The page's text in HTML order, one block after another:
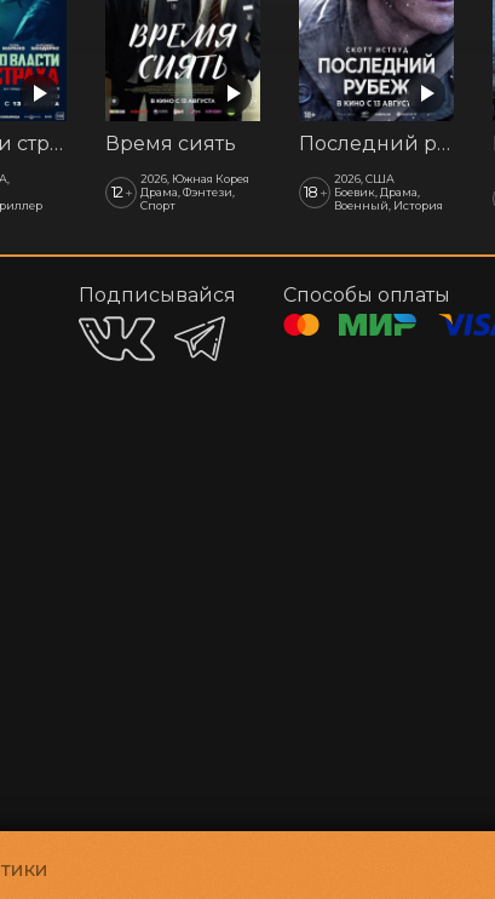
Во власти страха Время сиять
12 +
2026, Южная Корея
Драма, Фэнтези,
Спорт
Последний рубеж
18 +
2026, США
Боевик, Драма,
Военный, История
Подписывайся Способы оплаты